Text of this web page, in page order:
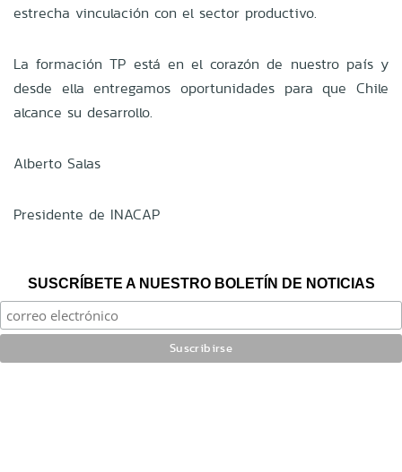
estrecha vinculación con el sector productivo.
La formación TP está en el corazón de nuestro país y
desde ella entregamos oportunidades para que Chile
alcance su desarrollo.
Alberto Salas
Presidente de INACAP
SUSCRÍBETE A NUESTRO BOLETÍN DE NOTICIAS